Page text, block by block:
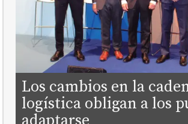
Los cambios en la
logística obligan a los